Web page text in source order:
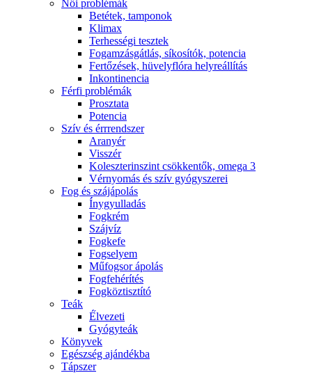
Női problémák
Betétek, tamponok
Klimax
Terhességi tesztek
Fogamzásgátlás, síkosítók, potencia
Fertőzések, hüvelyflóra helyreállítás
Inkontinencia
Férfi problémák
Prosztata
Potencia
Szív és érrrendszer
Aranyér
Visszér
Koleszterinszint csökkentők, omega 3
Vérnyomás és szív gyógyszerei
Fog és szájápolás
Í́nygyulladás
Fogkrém
Szájvíz
Fogkefe
Fogselyem
Műfogsor ápolás
Fogfehérítés
Fogköztisztító
Teák
É́lvezeti
Gyógyteák
Könyvek
Egészség ajándékba
Tápszer